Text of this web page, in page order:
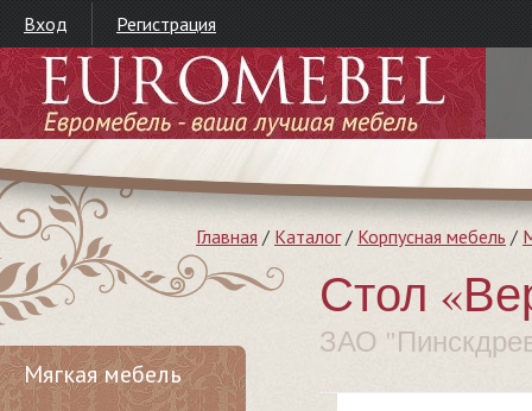
Вход Регистрация
Главная / Каталог/ Корпусная мебель /
Стол
ЗАО
Мягкая мебель